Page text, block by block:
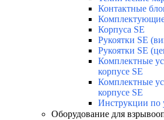
Контактные
Корпуса SE
Рукоятки SE
Рукоятки SE
Комплектные
корпусе SE
Комплектные
корпусе SE
Инструкции по
Оборудование для